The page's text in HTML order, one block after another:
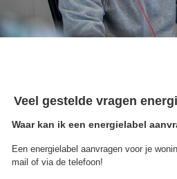
Veel gestelde vragen
Waar kan ik een energielabel
Een energielabel aanvragen voor je
mail of via de telefoon!